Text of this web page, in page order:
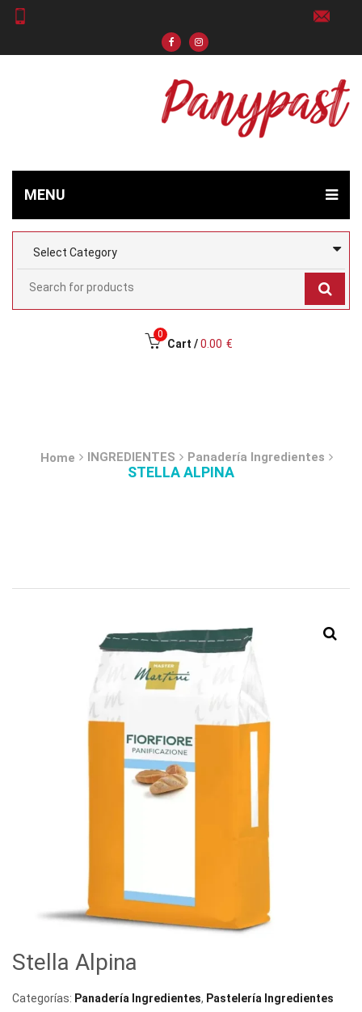
MENU
0
Cart / 0.00 €
Home INGREDIENTES Panadería Ingredientes
STELLA ALPINA
Stella Alpina
Categorías: Panadería Ingredientes, Pastelería Ingredientes